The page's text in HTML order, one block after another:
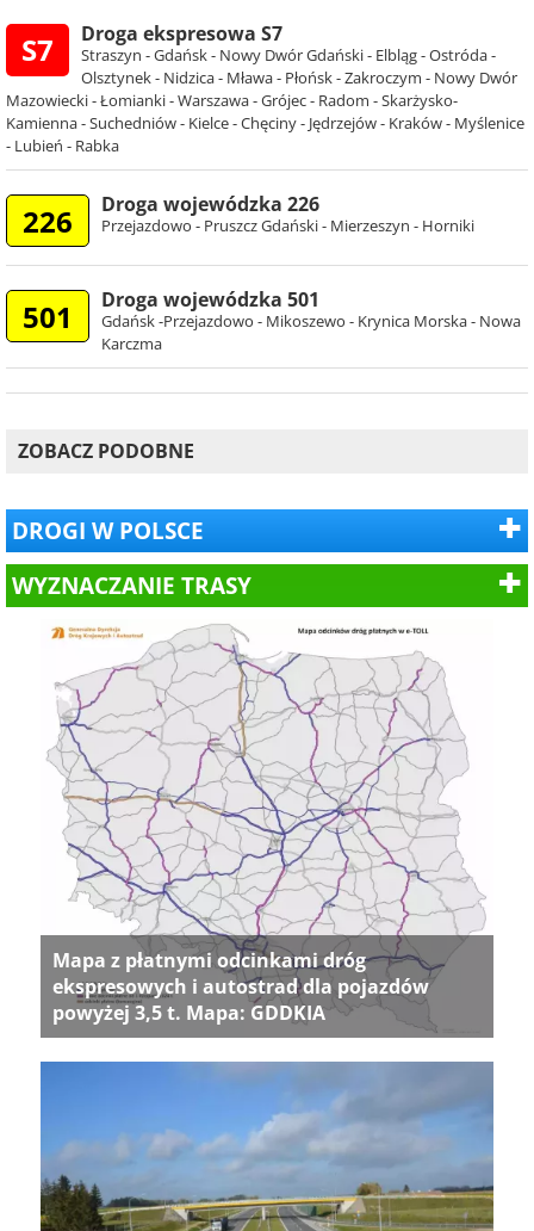
S7 Droga ekspresowa S7
Straszyn - Gdańsk - Nowy Dwór Gdański - Elbląg - Ostróda -
Olsztynek - Nidzica - Mława - Płońsk - Zakroczym - Nowy Dwór
Mazowiecki - Łomianki - Warszawa - Grójec - Radom - Skarżysko-
Kamienna - Suchedniów - Kielce - Chęciny - Jędrzejów - Kraków - Myślenice
- Lubień - Rabka
226 Droga wojewódzka 226
Przejazdowo - Pruszcz Gdański - Mierzeszyn - Horniki
501 Droga wojewódzka 501
Gdańsk -Przejazdowo - Mikoszewo - Krynica Morska - Nowa
Karczma
ZOBACZ PODOBNE
DROGI W POLSCE
WYZNACZANIE TRASY
Mapa z płatnymi odcinkami dróg
ekspresowych i autostrad dla pojazdów
powyżej 3,5 t. Mapa: GDDKIA